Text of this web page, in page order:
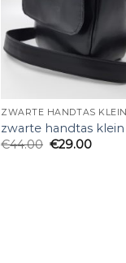
ZWARTE HANDTAS KLEIN
zwarte handtas klein
€44.00 €29.00